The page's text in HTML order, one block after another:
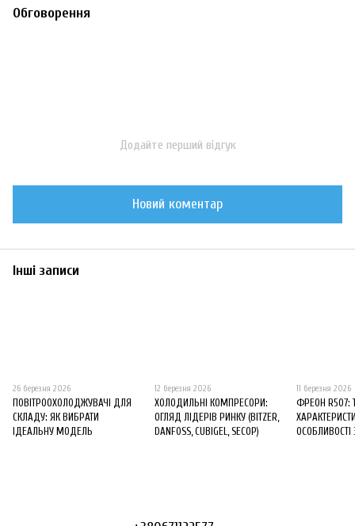
Обговорення
Додайте перший відгук
Новий коментар
Інші записи
26 березня 2026
ПОВІТРООХОЛОДЖУВАЧІ ДЛЯ
СКЛАДУ: ЯК ВИБРАТИ
ІДЕАЛЬНУ МОДЕЛЬ
12 березня 2026
ХОЛОДИЛЬНІ КОМПРЕСОРИ:
ОГЛЯД ЛІДЕРІВ РИНКУ (BITZER,
DANFOSS, CUBIGEL, SECOP)
11 березня 2026
ФРЕОН R507: